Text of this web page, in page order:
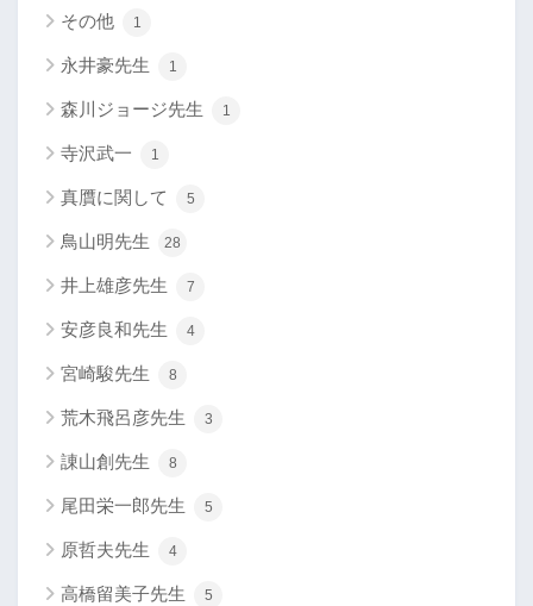
その他 1
永井豪先生 1
森川ジョージ先生 1
寺沢武一 1
真贋に関して 5
鳥山明先生 28
井上雄彦先生 7
安彦良和先生 4
宮崎駿先生 8
荒木飛呂彦先生 3
諌山創先生 8
尾田栄一郎先生 5
原哲夫先生 4
高橋留美子先生 5